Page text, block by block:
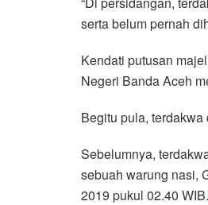
serta belum pernah
Kendati putusan
Negeri Banda Aceh
Begitu pula,
Sebelumnya,
sebuah warung nasi,
2019 pukul 02.40 WIB.